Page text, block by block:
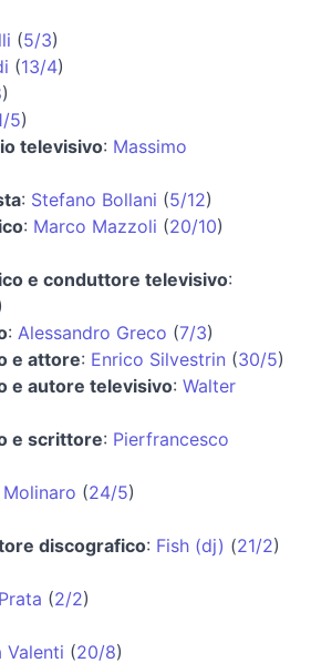
(5/3)
(13/4)
)
5)
televisivo: Massimo
: Stefano Bollani (5/12)
: Marco Mazzoli (20/10)
e conduttore televisivo:
: Alessandro Greco (7/3)
e attore: Enrico Silvestrin (30/5)
e autore televisivo: Walter
e scrittore: Pierfrancesco
(24/5)
discografico: Fish (dj) (21/2)
(2/2)
Valenti (20/8)